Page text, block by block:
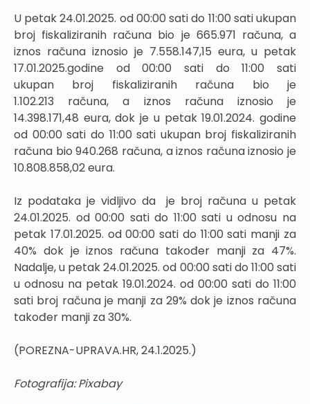
U petak 24.01.2025. od 00:00 sati do 11:00 sati ukupan
broj fiskaliziranih računa bio je 665.971 računa, a
iznos računa iznosio je 7.558.147,15 eura, u petak
17.01.2025.godine od 00:00 sati do 11:00 sati
ukupan broj fiskaliziranih računa bio je
1.102.213 računa, a iznos računa iznosio je
14.398.171,48 eura, dok je u petak 19.01.2024. godine
od 00:00 sati do 11:00 sati ukupan broj fiskaliziranih
računa bio 940.268 računa, a iznos računa iznosio je
10.808.858,02 eura.
Iz podataka je vidljivo da je broj računa u petak
24.01.2025. od 00:00 sati do 11:00 sati u odnosu na
petak 17.01.2025. od 00:00 sati do 11:00 sati manji za
40% dok je iznos računa također manji za 47%.
Nadalje, u petak 24.01.2025. od 00:00 sati do 11:00 sati
u odnosu na petak 19.01.2024. od 00:00 sati do 11:00
sati broj računa je manji za 29% dok je iznos računa
također manji za 30%.​
(POREZNA-UPRAVA.HR, 24.1.2025.)
Fotografija: Pixabay